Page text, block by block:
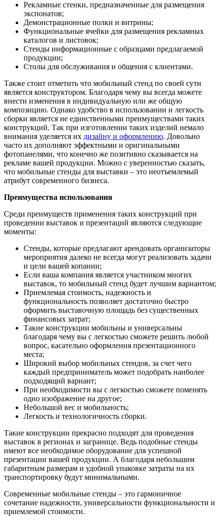
Рекламные стенки, предназначенные для размещения
экспонатов;
Демонстрационные полки и витрины;
Функциональные ячейки для размещения рекламных
каталогов и листовок;
Стенды информационные с образцами предлагаемой
продукции;
Столы для обслуживания и общения с клиентами.
Также стоит отметить что мобильный стенд по своей сути
является конструктором. Благодаря чему вы всегда можете
внести изменения в индивидуальную или же общую
композицию. Однако удобство в использовании и легкость
сборки является не единственными преимуществами таких
конструкций. Так при изготовлении таких изделий немало
внимания уделяется их дизайну и оформлению. Довольно
часто их дополняют эффектными и оригинальными
фотопанелями, что конечно же позитивно сказывается на
рекламе вашей продукции. Можно с уверенностью сказать,
что мобильные стенды для выставки – это неотъемлемый
атрибут современного бизнеса.
Преимущества использования
Среди преимуществ применения таких конструкций при
проведении выставок и презентаций являются следующие
моменты:
Стенды, которые предлагают арендовать организаторы
мероприятия далеко не всегда могут реализовать задачи
и цели вашей копании;
Если ваша компания является участником многих
выставок, то мобильный стенд будет лучшим вариантом;
Приемлемая стоимость, надежность и
функциональность позволяет достаточно быстро
оформить выставочную площадь без существенных
финансовых затрат;
Такие конструкции мобильны и универсальны
благодаря чему вы с легкостью сможете решить любой
вопрос, касательно оформления презентационного
места;
Широкий выбор мобильных стендов, за счет чего
каждый предприниматель может подобрать наиболее
подходящий вариант;
При необходимости вы с легкостью сможете поменять
одно изображение на другое;
Небольшой вес и мобильность;
Легкость и технологичность сборки.
Такие конструкции прекрасно подходят для проведения
выставок в регионах и загранице. Ведь подобные стенды
имеют все необходимое оборудование для успешной
презентации вашей продукции. А благодаря небольшим
габаритным размерам и удобной упаковке затраты на их
транспортировку будут минимальными.
Современные мобильные стенды – это гармоничное
сочетание надежности, универсальности функциональности и
приемлемой стоимости.